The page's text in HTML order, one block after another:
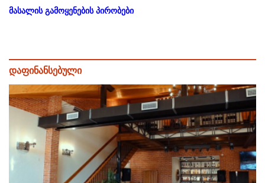
მასალის გამოყენების პირობები
დაფინანსებული